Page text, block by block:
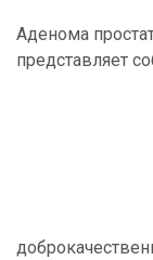
Аденома
представляет